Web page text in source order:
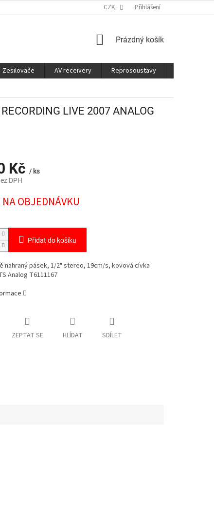
CZK Přihlášení
NÁKUPNÍ
Prázdný košík
Zesilovače AV receivery Reprosoustavy
LIVE 2007 ANALOG
Kč / ks
DPH
OBJEDNÁVKU
Přidat do košíku
nahraný pásek, 1/2" stereo, 19cm/s, kovová cívka
Analog T6111167
ZEPTAT SE HLÍDAT SDÍLET